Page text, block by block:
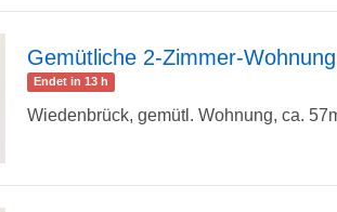
Detailseite
Gemütliche 2-Zimmer-
Endet in 13 h
Wiedenbrück, gemütl. Wohnung, ca.